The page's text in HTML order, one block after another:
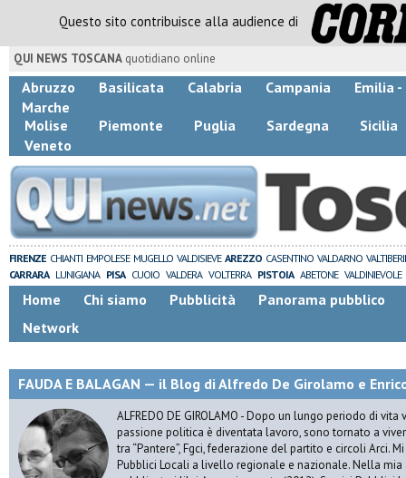
Questo sito contribuisce alla audience di
QUI NEWS TOSCANA quotidiano online
Abruzzo Basilicata Calabria Campania
Emilia -
Marche
Molise
Piemonte Puglia Sardegna
Sicilia
Veneto
FIRENZE CHIANTI EMPOLESE MUGELLO VALDISIEVE AREZZO CASENTINO VALDARNO
CARRARA LUNIGIANA PISA CUOIO VALDERA VOLTERRA PISTOIA ABETONE VALDINIEVOLE
Home Chi siamo Pubblicità
Panorama pubblico
Network
FAUDA E BALAGAN — il Blog di Alfredo De Girolamo e
ALFREDO DE GIROLAMO - Dopo un lungo periodo di
passione politica è diventata lavoro, sono tornato a
tra “Pantere”, Fgci, federazione del partito e circoli Arci.
Pubblici Locali a livello regionale e nazionale. Nella